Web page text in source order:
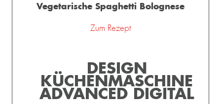
Vegetarische Spaghetti Bolognese
Zum Rezept
DESIGN
KÜCHENMASCHINE
ADVANCED DIGITAL